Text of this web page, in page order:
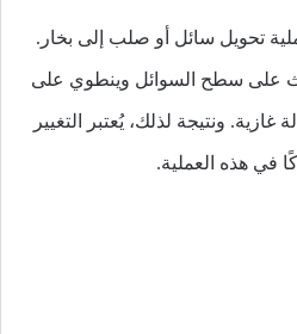
تحويل سائل أو صلب إلى بخار.
على سطح السوائل وينطوي على
ونتيجة لذلك، يُعتبر التغيير
في هذه العملية.